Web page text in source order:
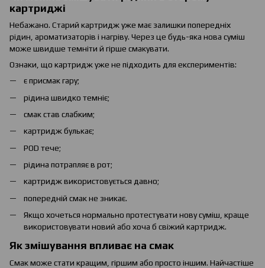
картриджі
Небажано. Старий картридж уже має залишки попередніх
рідин, ароматизаторів і нагріву. Через це будь-яка нова суміш
може швидше темніти й гірше смакувати.
Ознаки, що картридж уже не підходить для експериментів:
є присмак гару;
рідина швидко темніє;
смак став слабким;
картридж булькає;
POD тече;
рідина потрапляє в рот;
картридж використовується давно;
попередній смак не зникає.
Якщо хочеться нормально протестувати нову суміш, краще
використовувати новий або хоча б свіжий картридж.
Як змішування впливає на смак
Смак може стати кращим, гіршим або просто іншим. Найчастіше